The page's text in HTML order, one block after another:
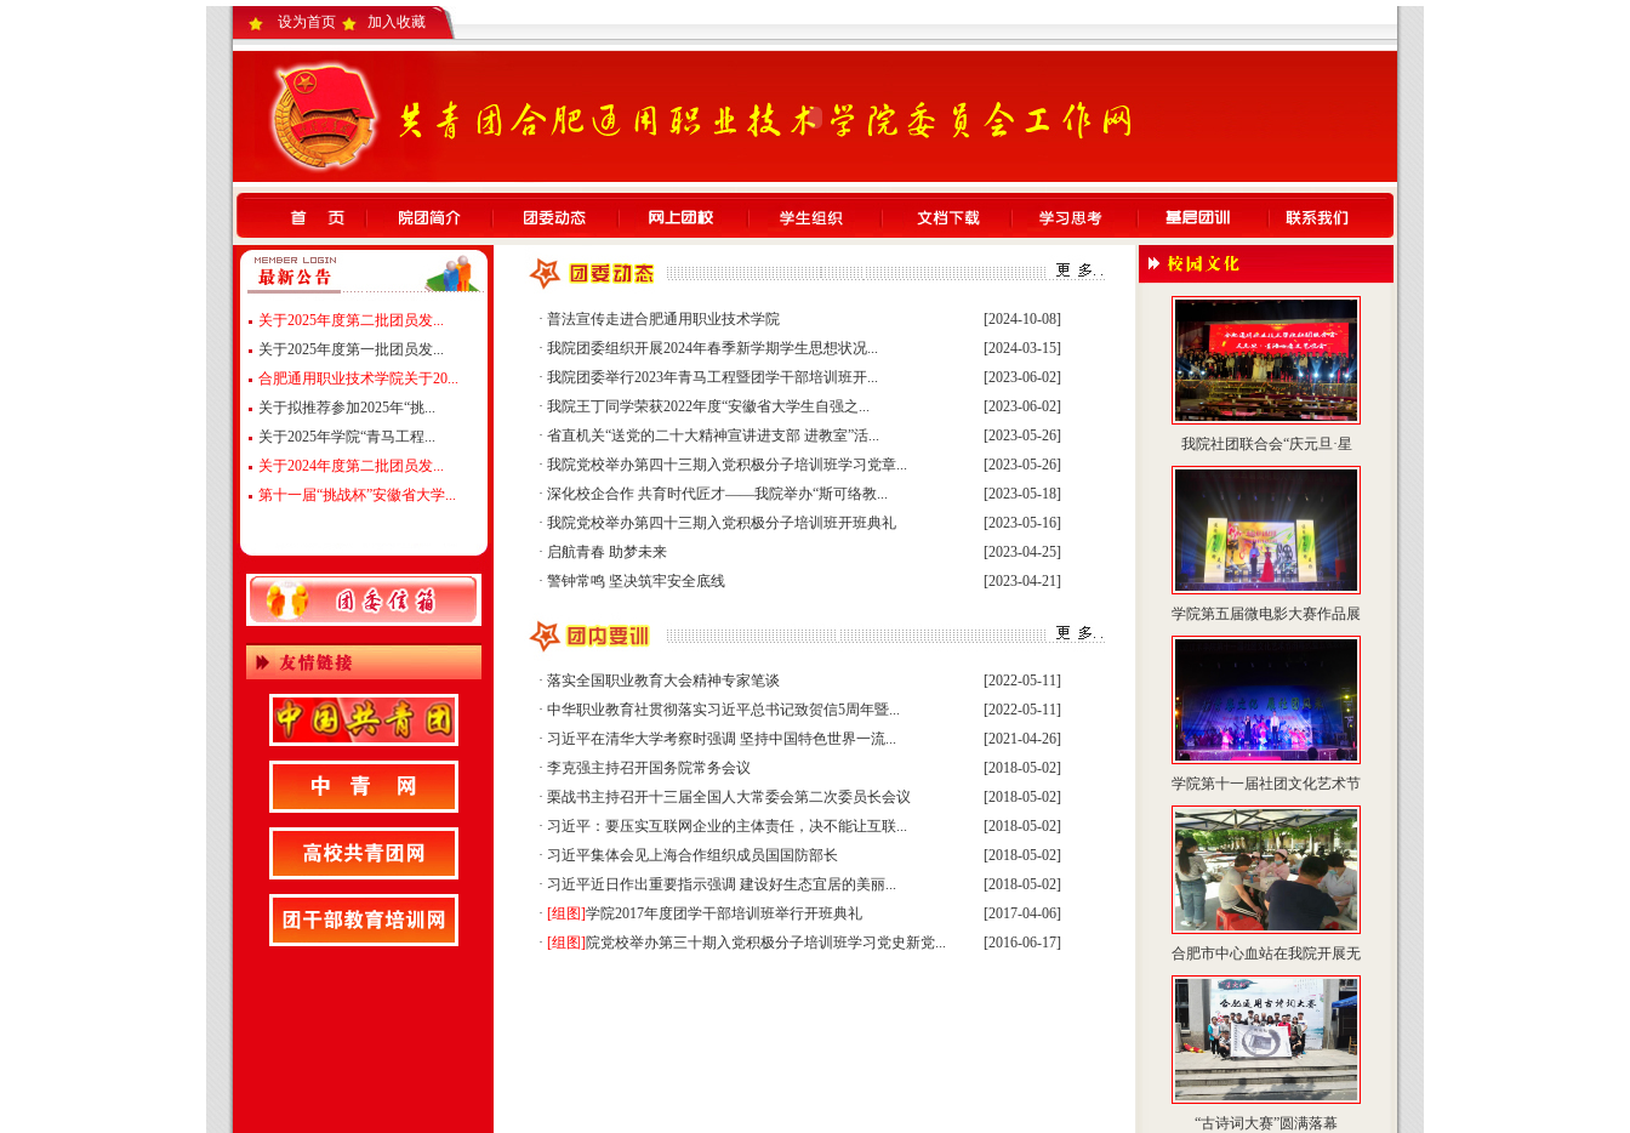
设为首页 加入收藏
关于2025年度第二批团员发...
关于2025年度第一批团员发...
合肥通用职业技术学院关于20...
关于拟推荐参加2025年“挑...
关于2025年学院“青马工程...
关于2024年度第二批团员发...
第十一届“挑战杯”安徽省大学...
· 普法宣传走进合肥通用职业技术学院
[2024-10-08]
· 我院团委组织开展2024年春季新学期学生思想状况...
[2024-03-15]
· 我院团委举行2023年青马工程暨团学干部培训班开...
[2023-06-02]
· 我院王丁同学荣获2022年度“安徽省大学生自强之...
[2023-06-02]
· 省直机关“送党的二十大精神宣讲进支部 进教室”活...
[2023-05-26]
· 我院党校举办第四十三期入党积极分子培训班学习党章...
[2023-05-26]
· 深化校企合作 共育时代匠才——我院举办“斯可络教...
[2023-05-18]
· 我院党校举办第四十三期入党积极分子培训班开班典礼
[2023-05-16]
· 启航青春 助梦未来
[2023-04-25]
· 警钟常鸣 坚决筑牢安全底线 [2023-04-21]
· 落实全国职业教育大会精神专家笔谈
[2022-05-11]
· 中华职业教育社贯彻落实习近平总书记致贺信5周年暨...
[2022-05-11]
· 习近平在清华大学考察时强调 坚持中国特色世界一流...
[2021-04-26]
· 李克强主持召开国务院常务会议
[2018-05-02]
· 栗战书主持召开十三届全国人大常委会第二次委员长会议
[2018-05-02]
· 习近平：要压实互联网企业的主体责任，决不能让互联...
[2018-05-02]
· 习近平集体会见上海合作组织成员国国防部长
[2018-05-02]
· 习近平近日作出重要指示强调 建设好生态宜居的美丽...
[2018-05-02]
· [组图]学院2017年度团学干部培训班举行开班典礼
[2017-04-06]
· [组图]院党校举办第三十期入党积极分子培训班学习党史新党... [2016-06-17]
我院社团联合会“庆元旦·星
学院第五届微电影大赛作品展
学院第十一届社团文化艺术节
合肥市中心血站在我院开展无
“古诗词大赛”圆满落幕